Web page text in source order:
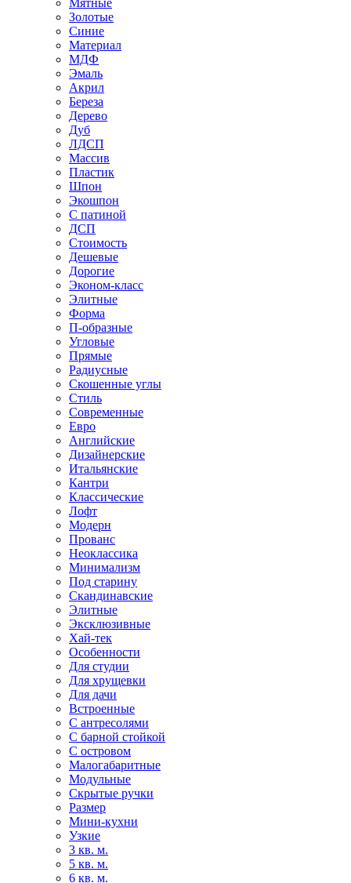
Мятные
Золотые
Синие
Материал
МДФ
Эмаль
Акрил
Береза
Дерево
Дуб
ЛДСП
Массив
Пластик
Шпон
Экошпон
С патиной
ДСП
Стоимость
Дешевые
Дорогие
Эконом-класс
Элитные
Форма
П-образные
Угловые
Прямые
Радиусные
Скошенные углы
Стиль
Современные
Евро
Английские
Дизайнерские
Итальянские
Кантри
Классические
Лофт
Модерн
Прованс
Неоклассика
Минимализм
Под старину
Скандинавские
Элитные
Эксклюзивные
Хай-тек
Особенности
Для студии
Для хрущевки
Для дачи
Встроенные
С антресолями
С барной стойкой
С островом
Малогабаритные
Модульные
Скрытые ручки
Размер
Мини-кухни
Узкие
3 кв. м.
5 кв. м.
6 кв. м.